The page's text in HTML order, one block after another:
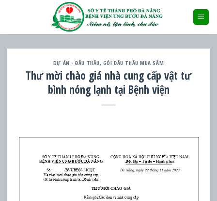
DỰ ÁN - ĐẤU THẦU, GÓI ĐẤU THẦU MUA SẮM
Thư mời chào giá nhà cung cấp vật tư
bình nóng lạnh tại Bệnh viện